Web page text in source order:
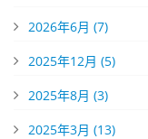
2026年6月 (7)
2025年12月 (5)
2025年8月 (3)
2025年3月 (13)